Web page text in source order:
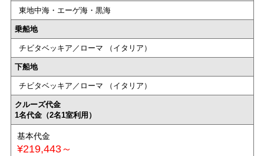
東地中海・エーゲ海・黒海
乗船地
チビタベッキア／ローマ （イタリア）
下船地
チビタベッキア／ローマ （イタリア）
クルーズ代金
1名代金（2名1室利用）
基本代金
¥219,443～